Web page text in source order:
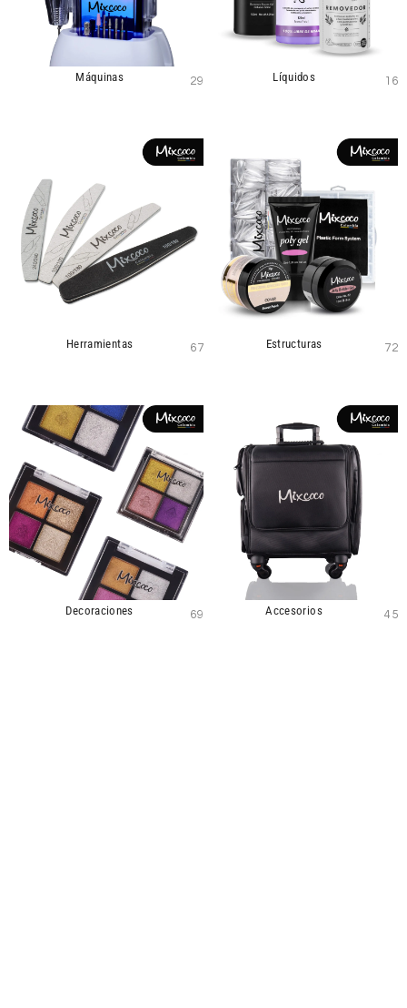
Máquinas 29 Líquidos 16
Herramientas 67 Estructuras 72
Decoraciones 69 Accesorios 45